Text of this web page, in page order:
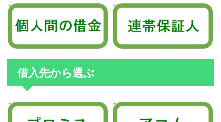
借入先から選ぶ